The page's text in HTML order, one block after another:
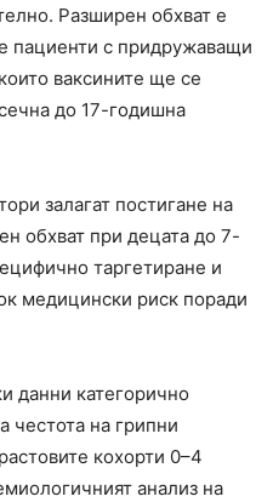
Разширен обхват е
пациенти с придружаващи
ваксините ще се
до 17-годишна
залагат постигане на
обхват при децата до 7-
таргетиране и
медицински риск поради
данни категорично
честота на грипни
кохорти 0–4
анализ на